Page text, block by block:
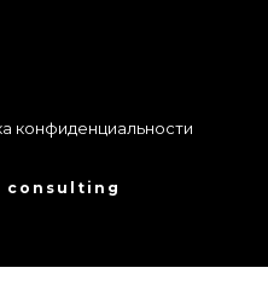
конфиденциальности
consulting